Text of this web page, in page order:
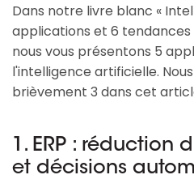
Dans notre livre blanc «
applications et 6 tendances
nous vous présentons 5
l'intelligence artificielle.
brièvement 3 dans cet
1. ERP : réduction
et décisions